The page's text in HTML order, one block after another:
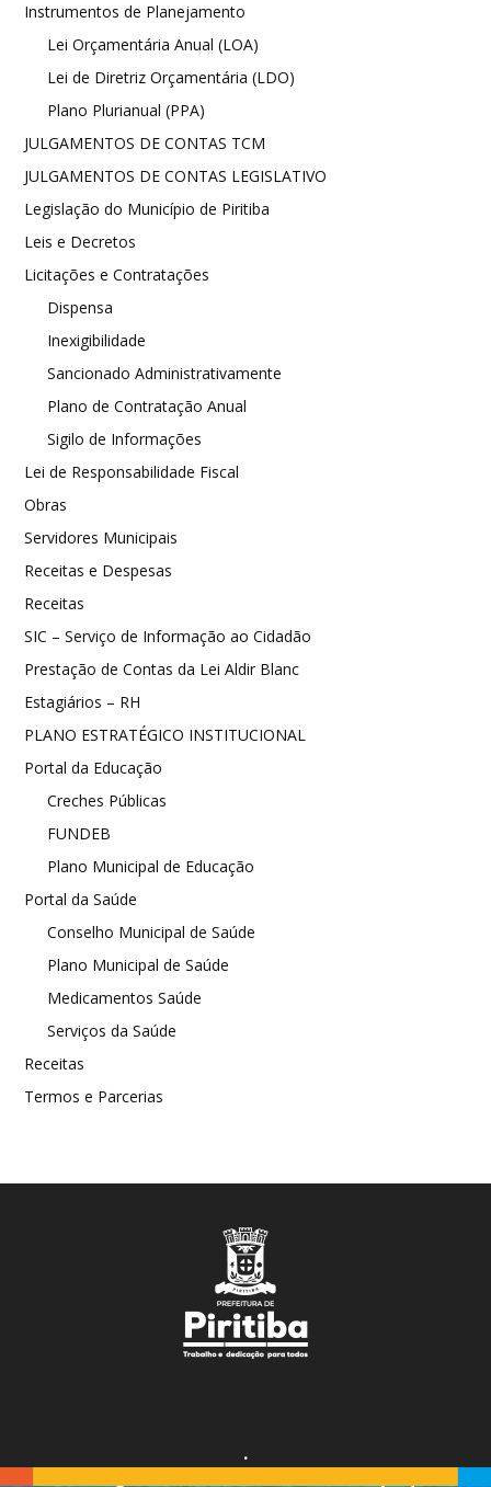
Instrumentos de Planejamento
Lei Orçamentária Anual (LOA)
Lei de Diretriz Orçamentária (LDO)
Plano Plurianual (PPA)
JULGAMENTOS DE CONTAS TCM
JULGAMENTOS DE CONTAS LEGISLATIVO
Legislação do Município de Piritiba
Leis e Decretos
Licitações e Contratações
Dispensa
Inexigibilidade
Sancionado Administrativamente
Plano de Contratação Anual
Sigilo de Informações
Lei de Responsabilidade Fiscal
Obras
Servidores Municipais
Receitas e Despesas
Receitas
SIC – Serviço de Informação ao Cidadão
Prestação de Contas da Lei Aldir Blanc
Estagiários – RH
PLANO ESTRATÉGICO INSTITUCIONAL
Portal da Educação
Creches Públicas
FUNDEB
Plano Municipal de Educação
Portal da Saúde
Conselho Municipal de Saúde
Plano Municipal de Saúde
Medicamentos Saúde
Serviços da Saúde
Receitas
Termos e Parcerias
.